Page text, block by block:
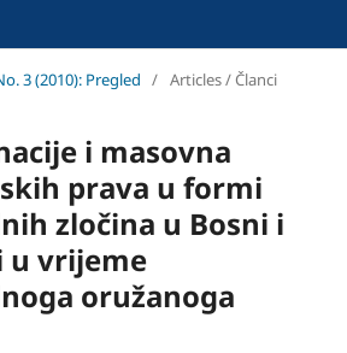
3 (2010): Pregled / Articles / Članci
i masovna
prava u formi
zločina u Bosni i
u vrijeme
oružanoga